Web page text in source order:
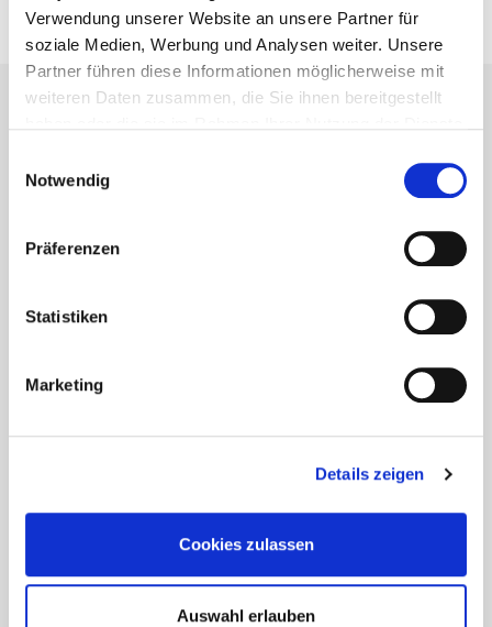
Verwendung unserer Website an unsere Partner für
soziale Medien, Werbung und Analysen weiter. Unsere
Partner führen diese Informationen möglicherweise mit
weiteren Daten zusammen, die Sie ihnen bereitgestellt
Notwendig
Präferenzen
Statistiken
Marketing
Details zeigen
Cookies zulassen
Auswahl erlauben
Angabe Ihrer Gehaltsvorstellung und Verfügbarkeit an:
personal@eurotec.team